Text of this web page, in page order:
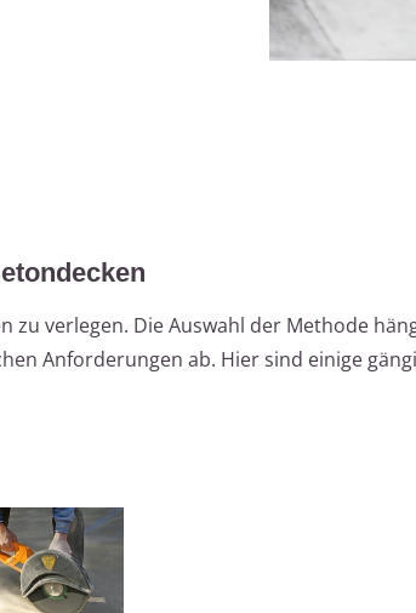
zu verlegen. Die Auswahl der Methode
Anforderungen ab. Hier sind einige